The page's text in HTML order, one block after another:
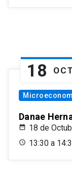
18 OCT
Danae
18 de
13:30 a